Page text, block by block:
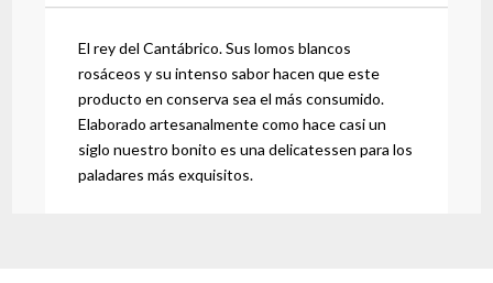
El rey del Cantábrico. Sus lomos blancos
rosáceos y su intenso sabor hacen que este
producto en conserva sea el más consumido.
Elaborado artesanalmente como hace casi un
siglo nuestro bonito es una delicatessen para los
paladares más exquisitos.